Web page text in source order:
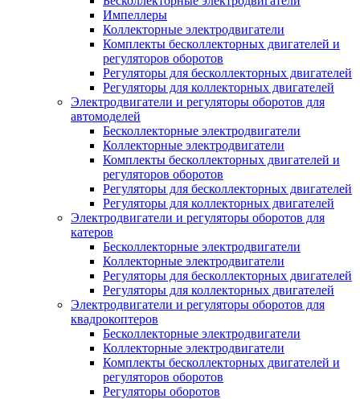
Импеллеры
Коллекторные электродвигатели
Комплекты бесколлекторных двигателей и
регуляторов оборотов
Регуляторы для бесколлекторных двигателей
Регуляторы для коллекторных двигателей
Электродвигатели и регуляторы оборотов для
автомоделей
Бесколлекторные электродвигатели
Коллекторные электродвигатели
Комплекты бесколлекторных двигателей и
регуляторов оборотов
Регуляторы для бесколлекторных двигателей
Регуляторы для коллекторных двигателей
Электродвигатели и регуляторы оборотов для
катеров
Бесколлекторные электродвигатели
Коллекторные электродвигатели
Регуляторы для бесколлекторных двигателей
Регуляторы для коллекторных двигателей
Электродвигатели и регуляторы оборотов для
квадрокоптеров
Бесколлекторные электродвигатели
Коллекторные электродвигатели
Комплекты бесколлекторных двигателей и
регуляторов оборотов
Регуляторы оборотов